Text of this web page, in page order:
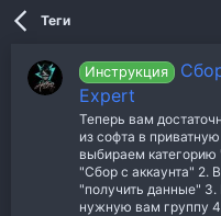
Теги
Инструкция
Expert
Теперь вам
из софта в
выбираем
"Сбор с аккаунта" 2.
"получить данные"
нужную вам группу